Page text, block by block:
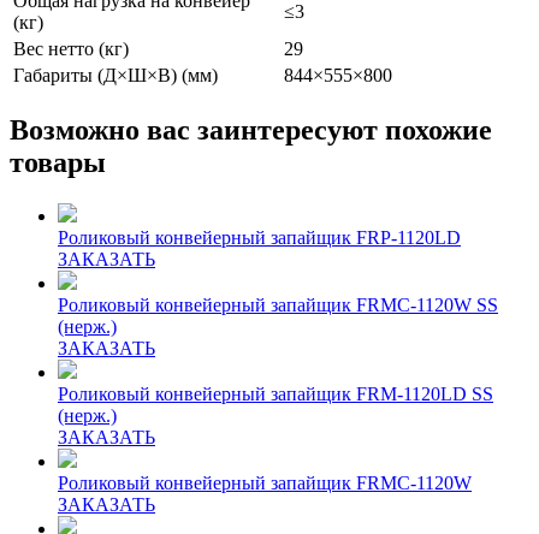
(кг)
≤3
Вес нетто (кг)
29
Габариты (Д×Ш×В) (мм)
844×555×800
Возможно вас заинтересуют похожие
товары
Роликовый конвейерный запайщик FRP-1120LD
ЗАКАЗАТЬ
Роликовый конвейерный запайщик FRMC-1120W SS
(нерж.)
ЗАКАЗАТЬ
Роликовый конвейерный запайщик FRM-1120LD SS
(нерж.)
ЗАКАЗАТЬ
Роликовый конвейерный запайщик FRMC-1120W
ЗАКАЗАТЬ